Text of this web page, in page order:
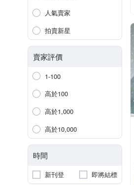
人氣賣家
拍賣新星
賣家評價
1-100
高於100
高於1,000
高於10,000
時間
新刊登 即將結標